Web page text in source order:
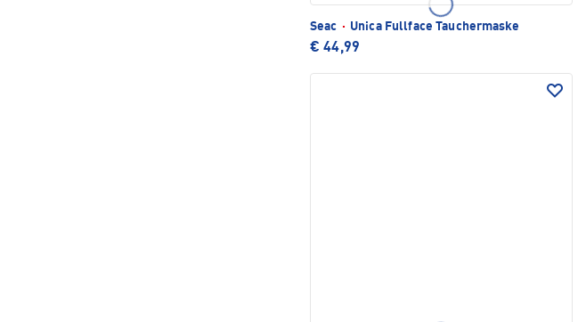
Seac · Unica Fullface Tauchermaske
€ 44,99